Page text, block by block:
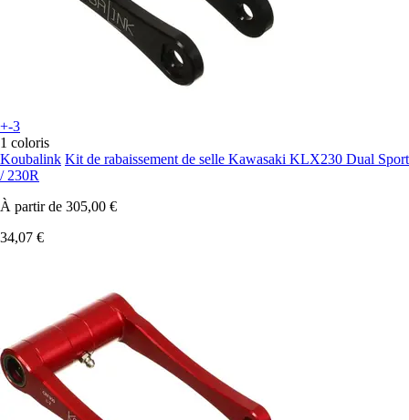
+-3
1 coloris
Koubalink Kit de rabaissement de selle Kawasaki KLX230 Dual Sport
/ 230R
À partir de 305,00 €
34,07 €